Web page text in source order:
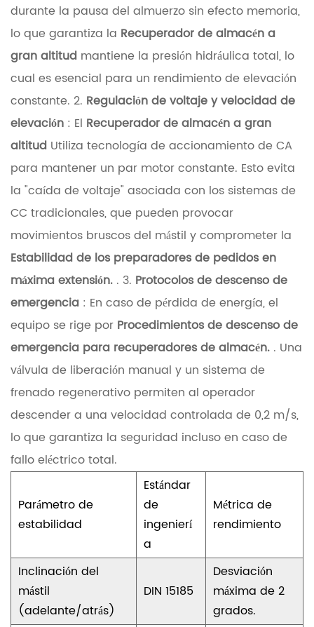
l
s
i
s
t
e
m
a
d
e
c
o
n
t
r
o
l
y
e
s
t
b
i
i
d
a
durante la pausa del almuerzo sin efecto memoria,
lo que garantiza la Recuperador de almacén a
gran altitud mantiene la presión hidráulica total, lo
cual es esencial para un rendimiento de elevación
constante. 2. Regulación de voltaje y velocidad de
elevación : El Recuperador de almacén a gran
altitud Utiliza tecnología de accionamiento de CA
para mantener un par motor constante. Esto evita
la "caída de voltaje" asociada con los sistemas de
CC tradicionales, que pueden provocar
movimientos bruscos del mástil y comprometer la
Estabilidad de los preparadores de pedidos en
máxima extensión. . 3. Protocolos de descenso de
emergencia : En caso de pérdida de energía, el
equipo se rige por Procedimientos de descenso de
emergencia para recuperadores de almacén. . Una
válvula de liberación manual y un sistema de
frenado regenerativo permiten al operador
descender a una velocidad controlada de 0,2 m/s,
lo que garantiza la seguridad incluso en caso de
fallo eléctrico total.
Parámetro de
estabilidad
Estándar
de
ingenierí
a
Métrica de
rendimiento
Inclinación del
mástil
(adelante/atrás)
DIN 15185
Desviación
máxima de 2
grados.